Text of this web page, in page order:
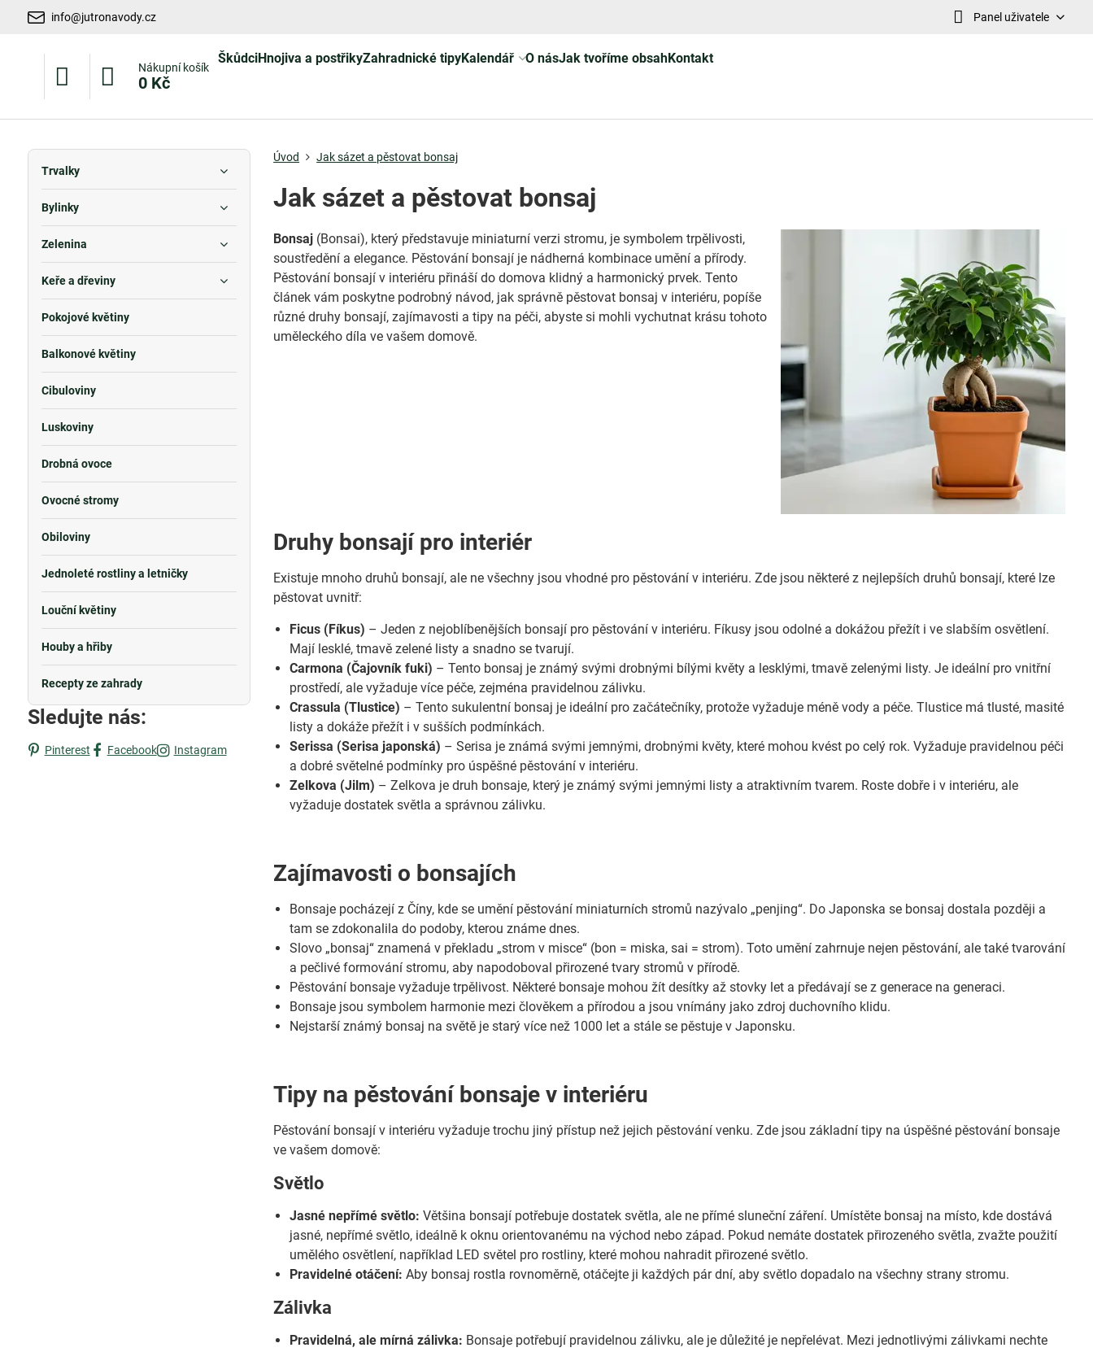
info@jutronavody.cz Panel uživatele
Nákupní košík
0 Kč
ŠkůdciHnojiva a postřikyZahradnické tipyKalendář O násJak tvoříme obsahKontakt
Úvod Jak sázet a pěstovat bonsaj
Jak sázet a pěstovat bonsaj
Bonsaj (Bonsai), který představuje miniaturní verzi stromu, je symbolem trpělivosti,
soustředění a elegance. Pěstování bonsají je nádherná kombinace umění a přírody.
Pěstování bonsají v interiéru přináší do domova klidný a harmonický prvek. Tento
článek vám poskytne podrobný návod, jak správně pěstovat bonsaj v interiéru, popíše
různé druhy bonsají, zajímavosti a tipy na péči, abyste si mohli vychutnat krásu tohoto
uměleckého díla ve vašem domově.
Druhy bonsají pro interiér
Existuje mnoho druhů bonsají, ale ne všechny jsou vhodné pro pěstování v interiéru. Zde jsou některé z nejlepších druhů bonsají, které lze
pěstovat uvnitř:
Ficus (Fíkus) – Jeden z nejoblíbenějších bonsají pro pěstování v interiéru. Fíkusy jsou odolné a dokážou přežít i ve slabším osvětlení.
Mají lesklé, tmavě zelené listy a snadno se tvarují.
Carmona (Čajovník fuki) – Tento bonsaj je známý svými drobnými bílými květy a lesklými, tmavě zelenými listy. Je ideální pro vnitřní
prostředí, ale vyžaduje více péče, zejména pravidelnou zálivku.
Crassula (Tlustice) – Tento sukulentní bonsaj je ideální pro začátečníky, protože vyžaduje méně vody a péče. Tlustice má tlusté, masité
listy a dokáže přežít i v sušších podmínkách.
Serissa (Serisa japonská) – Serisa je známá svými jemnými, drobnými květy, které mohou kvést po celý rok. Vyžaduje pravidelnou péči
a dobré světelné podmínky pro úspěšné pěstování v interiéru.
Zelkova (Jilm) – Zelkova je druh bonsaje, který je známý svými jemnými listy a atraktivním tvarem. Roste dobře i v interiéru, ale
vyžaduje dostatek světla a správnou zálivku.
Zajímavosti o bonsajích
Bonsaje pocházejí z Číny, kde se umění pěstování miniaturních stromů nazývalo „penjing“. Do Japonska se bonsaj dostala později a
tam se zdokonalila do podoby, kterou známe dnes.
Slovo „bonsaj“ znamená v překladu „strom v misce“ (bon = miska, sai = strom). Toto umění zahrnuje nejen pěstování, ale také tvarování
a pečlivé formování stromu, aby napodoboval přirozené tvary stromů v přírodě.
Pěstování bonsaje vyžaduje trpělivost. Některé bonsaje mohou žít desítky až stovky let a předávají se z generace na generaci.
Bonsaje jsou symbolem harmonie mezi člověkem a přírodou a jsou vnímány jako zdroj duchovního klidu.
Nejstarší známý bonsaj na světě je starý více než 1000 let a stále se pěstuje v Japonsku.
Tipy na pěstování bonsaje v interiéru
Pěstování bonsají v interiéru vyžaduje trochu jiný přístup než jejich pěstování venku. Zde jsou základní tipy na úspěšné pěstování bonsaje
ve vašem domově:
Světlo
Jasné nepřímé světlo: Většina bonsají potřebuje dostatek světla, ale ne přímé sluneční záření. Umístěte bonsaj na místo, kde dostává
jasné, nepřímé světlo, ideálně k oknu orientovanému na východ nebo západ. Pokud nemáte dostatek přirozeného světla, zvažte použití
umělého osvětlení, například LED světel pro rostliny, které mohou nahradit přirozené světlo.
Pravidelné otáčení: Aby bonsaj rostla rovnoměrně, otáčejte ji každých pár dní, aby světlo dopadalo na všechny strany stromu.
Zálivka
Pravidelná, ale mírná zálivka: Bonsaje potřebují pravidelnou zálivku, ale je důležité je nepřelévat. Mezi jednotlivými zálivkami nechte
Trvalky
Bylinky
Zelenina
Keře a dřeviny
Pokojové květiny
Balkonové květiny
Cibuloviny
Luskoviny
Drobná ovoce
Ovocné stromy
Obiloviny
Jednoleté rostliny a letničky
Louční květiny
Houby a hřiby
Recepty ze zahrady
Sledujte nás:
Pinterest Facebook Instagram